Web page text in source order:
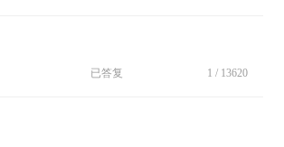
已答复 1 / 13620